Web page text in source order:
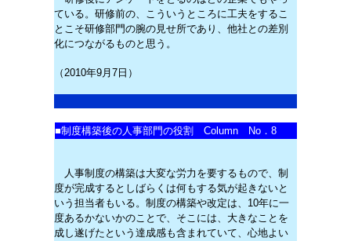
ている。研修前の、こういうところに工夫をするこ
とこそ研修部門の腕の見せ所であり、他社との差別
化につながるものと思う。
（2010年9月7日）
■制度構築後の人事部門の役割 Column No．8
人事制度の構築は大変な労力を要するもので、制
度が完成するとしばらくは何もする気が起きないと
いう担当者もいる。制度の構築や改定は、10年に一
度あるかないかのことで、そこには、大きなことを
成し遂げたという達成感も含まれていて、心地よい